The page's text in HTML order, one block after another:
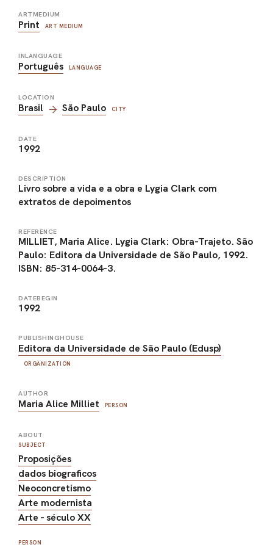
ARTMEDIUM
Print ART MEDIUM
INLANGUAGE
Português LANGUAGE
LOCATION
Brasil São Paulo CITY
DATE
1992
DESCRIPTION
Livro sobre a vida e a obra e Lygia Clark com
extratos de depoimentos
REFERENCE
MILLIET, Maria Alice. Lygia Clark: Obra-Trajeto. São
Paulo: Editora da Universidade de São Paulo, 1992.
ISBN: 85-314-0064-3.
DATEBEGIN
1992
PUBLISHINGHOUSE
Editora da Universidade de São Paulo (Edusp)
ORGANIZATION
AUTHOR
Maria Alice Milliet PERSON
ABOUT
SUBJECT
Proposições
dados biograficos
Neoconcretismo
Arte modernista
Arte - século XX
PERSON